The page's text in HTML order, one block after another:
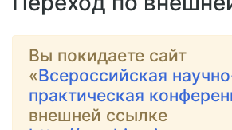
Вы покидаете сайт
«Всероссийская
практическая
внешней ссылке